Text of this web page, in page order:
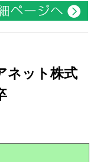
ネット株式